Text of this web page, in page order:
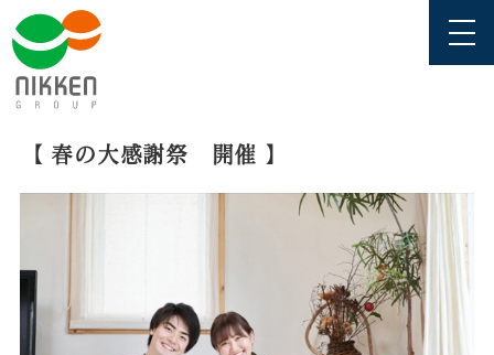
【 春の大感謝祭 開催 】